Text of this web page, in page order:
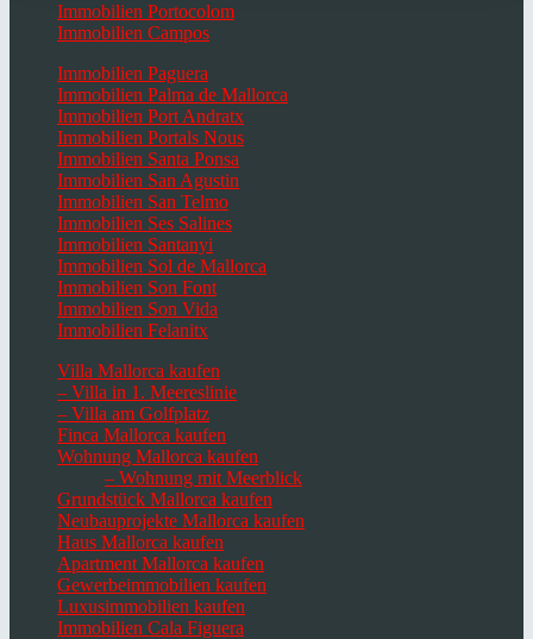
Immobilien Portocolom
Immobilien Campos
Immobilien Paguera
Immobilien Palma de Mallorca
Immobilien Port Andratx
Immobilien Portals Nous
Immobilien Santa Ponsa
Immobilien San Agustin
Immobilien San Telmo
Immobilien Ses Salines
Immobilien Santanyi
Immobilien Sol de Mallorca
Immobilien Son Font
Immobilien Son Vida
Immobilien Felanitx
Villa Mallorca kaufen
– Villa in 1. Meereslinie
– Villa am Golfplatz
Finca Mallorca kaufen
Wohnung Mallorca kaufen
– Wohnung mit Meerblick
Grundstück Mallorca kaufen
Neubauprojekte Mallorca kaufen
Haus Mallorca kaufen
Apartment Mallorca kaufen
Gewerbeimmobilien kaufen
Luxusimmobilien kaufen
Immobilien Cala Figuera